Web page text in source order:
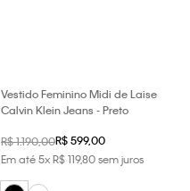
Vestido Feminino Midi de Laise
Calvin Klein Jeans - Preto
R$1.190,00R$599,00
Em até5xR$119,80sem juros